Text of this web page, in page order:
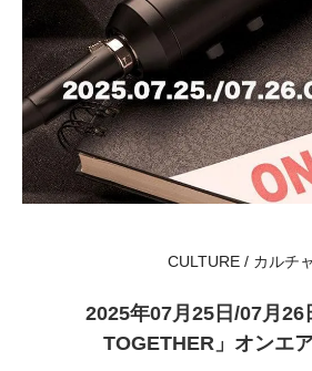
CULTURE / カルチ
2025年07月25日/07月26
TOGETHER」オンエ